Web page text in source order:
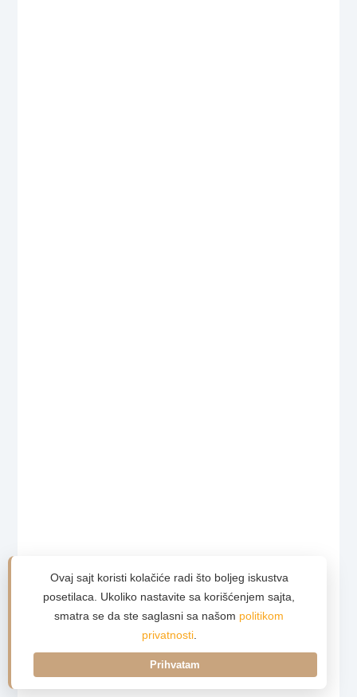
Ovaj sajt koristi kolačiće radi što boljeg iskustva
posetilaca. Ukoliko nastavite sa korišćenjem sajta,
smatra se da ste saglasni sa našom politikom
privatnosti.
Prihvatam